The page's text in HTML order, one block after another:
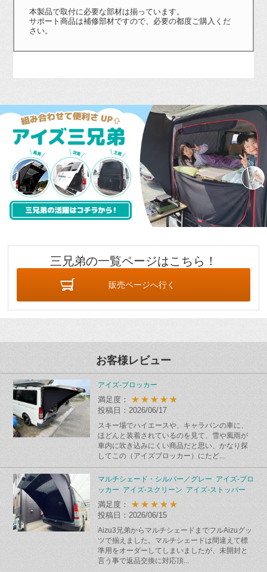
本製品で取付に必要な部材は揃っています。
サポート商品は補修部材ですので、必要の都度ご購入くだ
さい。
三兄弟の一覧ページはこちら！
販売ページへ行く
お客様レビュー
アイズ-ブロッカー
満足度： ★★★★★
投稿日：2026/06/17
スキー場でハイエースや、キャラバンの車に、
ほどんと装着されているのを見て、雪や風雨が
車内に吹き込みにくい商品だと思い、かなり探
してこの（アイズブロッカー）にたど...
マルチシェード・シルバー／グレー アイズ-ブロ
ッカー アイズ-スクリーン アイズ-ストッパー
満足度： ★★★★★
投稿日：2026/06/15
Aizu3兄弟からマルチシェードまでフルAizuグッ
ツで揃えました。マルチシェードは間違えて標
準用をオーダーしてしまいましたが、未開封と
言う事で返品交換に対応頂...